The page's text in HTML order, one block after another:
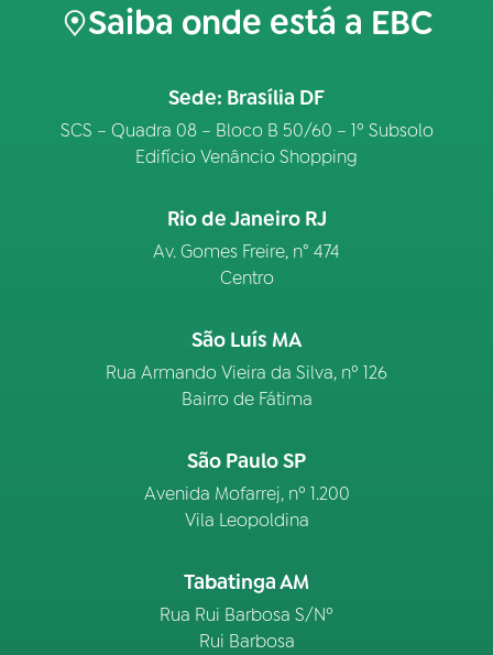
Saiba onde está a EBC
Sede: Brasília DF
SCS – Quadra 08 – Bloco B 50/60 – 1º Subsolo
Edifício Venâncio Shopping
Rio de Janeiro RJ
Av. Gomes Freire, n° 474
Centro
São Luís MA
Rua Armando Vieira da Silva, nº 126
Bairro de Fátima
São Paulo SP
Avenida Mofarrej, nº 1.200
Vila Leopoldina
Tabatinga AM
Rua Rui Barbosa S/Nº
Rui Barbosa